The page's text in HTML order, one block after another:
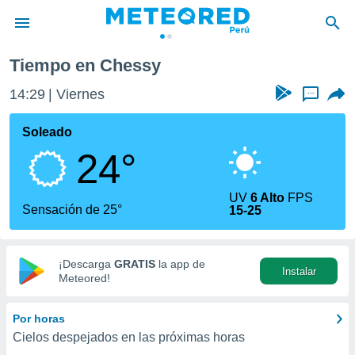
de
ha sido
calidad.
a este
las
y
digital
basada
Tiempo en Chessy
14:29 Viernes ...
Soleado
24°
Sensación de 25°
UV6 Alto FPS
15-25
¡Descarga GRATIS la app de
Meteored!
Instalar
Por horas
Cielos despejados en las próximas horas